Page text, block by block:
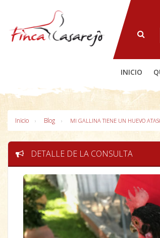
INICIO
Inicio Blog MI GALLINA TIENE UN HUEVO
DETALLE DE LA CONSULTA